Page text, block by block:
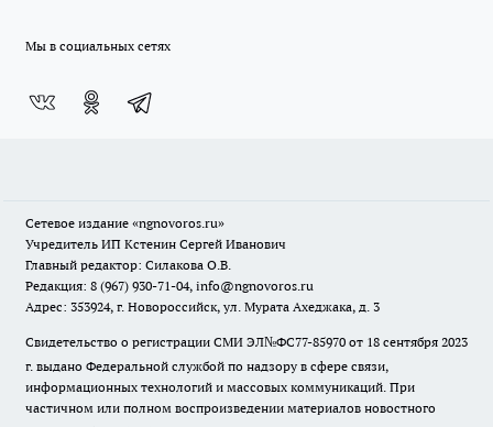
Мы в социальных сетях
Сетевое издание «ngnovoros.ru»
Учредитель ИП Кстенин Сергей Иванович
Главный редактор: Силакова О.В.
Редакция: 8 (967) 930-71-04, info@ngnovoros.ru
Адрес: 353924, г. Новороссийск, ул. Мурата Ахеджака, д. 3
Свидетельство о регистрации СМИ ЭЛ№ФС77-85970 от 18 сентября 2023
г. выдано Федеральной службой по надзору в сфере связи,
информационных технологий и массовых коммуникаций. При
частичном или полном воспроизведении материалов новостного